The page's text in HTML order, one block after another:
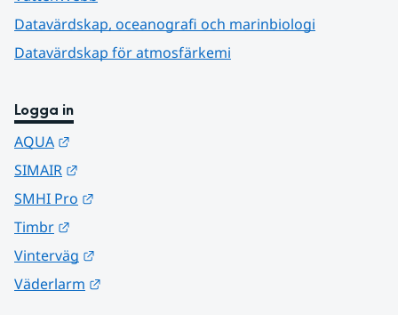
Datavärdskap, oceanografi och marinbiologi
Datavärdskap för atmosfärkemi
Logga in
AQUA
SIMAIR
SMHI Pro
Timbr
Vinterväg
Väderlarm